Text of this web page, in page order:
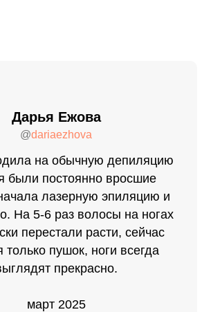
Дарья Ежова
@dariaezhova
на обычную депиляцию
были постоянно вросшие
лазерную эпиляцию и
На 5-6 раз волосы на ногах
перестали расти, сейчас
только пушок, ноги всегда
прекрасно.
март 2025